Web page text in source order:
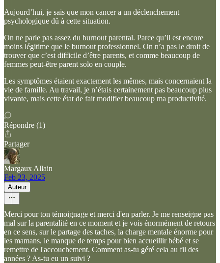
Aujourd’hui, je sais que mon cancer a un déclenchement
psychologique dû à cette situation.
On ne parle pas assez du burnout parental. Parce qu’il est encore
moins légitime que le burnout professionnel. On n’a pas le droit de
trouver que c’est difficile d’être parents, et comme beaucoup de
femmes peut-être parent solo en couple.
Les symptômes étaient exactement les mêmes, mais concernaient la
vie de famille. Au travail, je n’étais certainement pas beaucoup plus
vivante, mais cette état de fait modifier beaucoup ma productivité.
Répondre (1)
Partager
Margaux Allain
Feb 23, 2025
Auteur
Merci pour ton témoignage et merci d'en parler. Je me renseigne pas
mal sur la parentalité en ce moment et je vois énormément de retours
en ce sens, sur le partage des taches, la charge mentale énorme pour
les mamans, le manque de temps pour bien accueillir bébé et se
remettre de l'accouchement. Comment as-tu géré cela au fil des
années ? As-tu eu un suivi ?